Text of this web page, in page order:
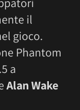
il
gioco.
Phantom
a
Alan Wake